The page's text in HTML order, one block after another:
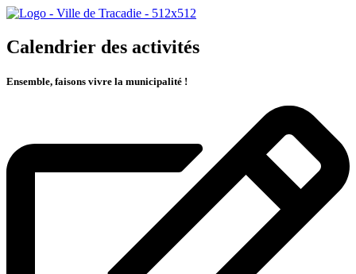
Calendrier des activités
Ensemble, faisons vivre la municipalité !